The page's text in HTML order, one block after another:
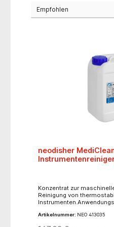
neodisher
Konzentrat zur
Reinigung von
Instrumenten, inklusive
Artikelnummer: NEO 413035